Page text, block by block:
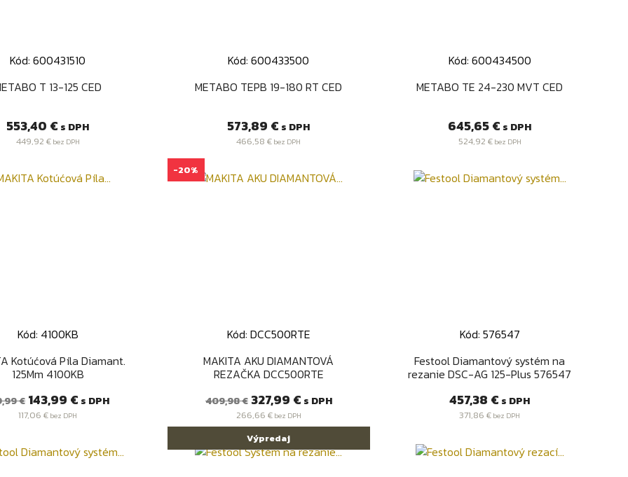
Kód: 600431510
T 13-125 CED
Cena
553,40 € s DPH
449,92 €bez DPH
Rýchly náhľad
Kód: 600433500
METABO TEPB 19-180 RT CED
Cena
573,89 € s DPH
466,58 € bez DPH
 Rýchly náhľad
Kód: 600434500
METABO TE 24-230 MVT CED
Cena
645,65 € s DPH
524,92 €bez DPH
 Rýchly náhľad
Kód: 4100KB
Kotúćová Píla Diamant.
125Mm 4100KB
€ Cena
143,99 € s DPH
117,06 € bez DPH
Rýchly náhľad
Kód: DCC500RTE
MAKITA AKU DIAMANTOVÁ
REZAČKA DCC500RTE
Bežná
409,98 € Cena
327,99 € s DPH
266,66 €bez DPH
-20%
 Rýchly náhľad
Kód: 576547
Festool Diamantový systém na
rezanie DSC-AG 125-Plus 576547
Cena
457,38 € s DPH
371,86 € bez DPH
Rýchly náhľad
Výpredaj